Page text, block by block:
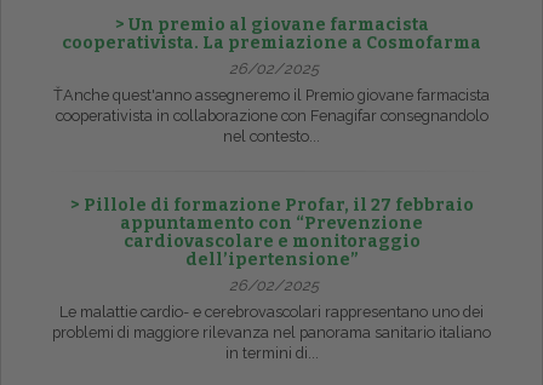
> Un premio al giovane farmacista
cooperativista. La premiazione a Cosmofarma
26/02/2025
ŤAnche quest'anno assegneremo il Premio giovane farmacista
cooperativista in collaborazione con Fenagifar consegnandolo
nel contesto...
> Pillole di formazione Profar, il 27 febbraio
appuntamento con “Prevenzione
cardiovascolare e monitoraggio
dell’ipertensione”
26/02/2025
Le malattie cardio- e cerebrovascolari rappresentano uno dei
problemi di maggiore rilevanza nel panorama sanitario italiano
in termini di...